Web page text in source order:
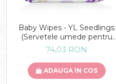
Baby Wipes - YL Seedlings
(Servetele umede pentru
bebelusi)
74,03 RON
ADAUGA IN COS